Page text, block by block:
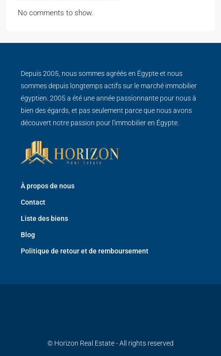
No comments to show.
Depuis 2005, nous sommes agréés en Égypte et nous
sommes depuis longtemps actifs sur le marché immobilier
égyptien. 2005 a été une année passionnante pour nous à
bien des égards, et pas seulement parce que nous avons
découvert notre passion pour l'immobilier en Égypte.
À propos de nous
Contact
Liste des biens
Blog
Politique de retour et de remboursement
© Horizon Real Estate - All rights reserved